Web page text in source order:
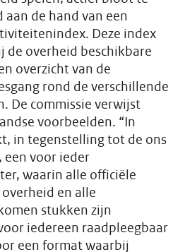
aan de hand van een
Deze index
de overheid beschikbare
overzicht van de
rond de verschillende
De commissie verwijst
voorbeelden. “In
in tegenstelling tot de ons
een voor ieder
waarin alle officiële
en alle
stukken zijn
iedereen raadpleegbaar
een format waarbij